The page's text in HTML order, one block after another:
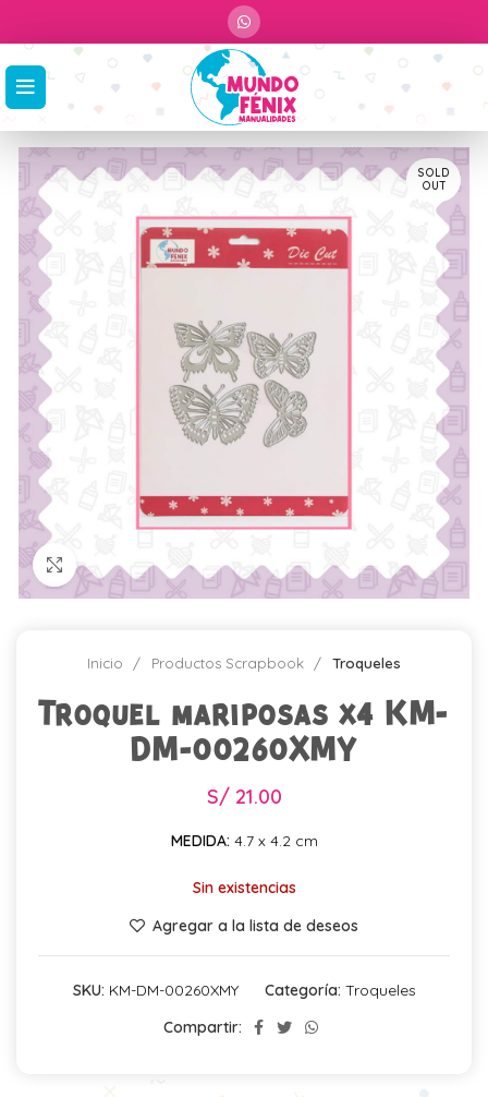
SOLD
OUT
Click para agrandar
Inicio Productos Scrapbook Troqueles
Troquel mariposas x4 KM-
DM-00260XMY
S/21.00
MEDIDA: 4.7 x 4.2 cm
Sin existencias
Agregar a la lista de deseos
SKU: KM-DM-00260XMY Categoría: Troqueles
Compartir: